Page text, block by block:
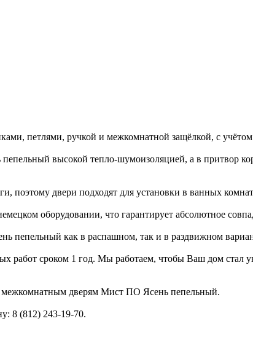
петлями, ручкой и межкомнатной защёлкой, с
высокой тепло-шумоизоляцией, а в притвор
двери подходят для установки в ванных
оборудовании, что гарантирует абсолютное
пепельный как в распашном, так и в раздвижном
работ сроком 1 год. Мы работаем, чтобы Ваш дом стал
дверям Мист ПО Ясень пепельный.
8 (812) 243-19-70.